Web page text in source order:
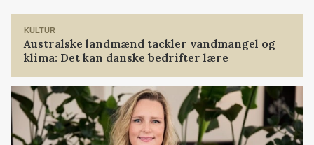
KULTUR
Australske landmænd tackler vandmangel og
klima: Det kan danske bedrifter lære